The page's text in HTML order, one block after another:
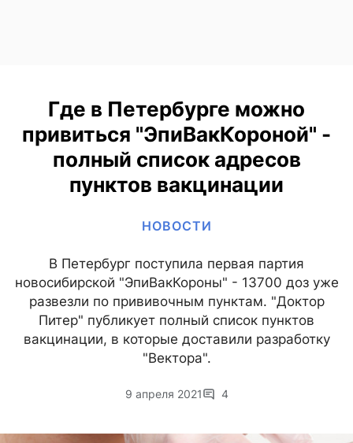
Где в Петербурге можно
привиться "ЭпиВакКороной" -
полный список адресов
пунктов вакцинации
НОВОСТИ
В Петербург поступила первая партия
новосибирской "ЭпиВакКороны" - 13700 доз уже
развезли по прививочным пунктам. "Доктор
Питер" публикует полный список пунктов
вакцинации, в которые доставили разработку
"Вектора".
9 апреля 2021 4